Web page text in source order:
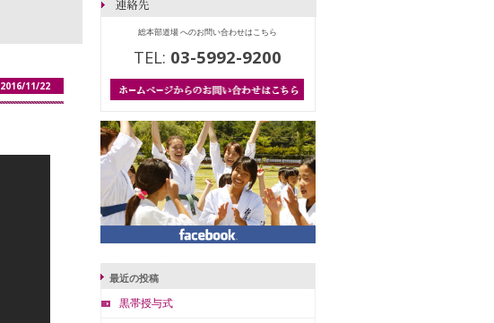
2016/11/22
総本部道場 へのお問い合わせはこちら
TEL: 03-5992-9200
最近の投稿
黒帯授与式